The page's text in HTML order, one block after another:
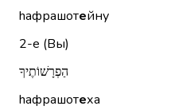
hафрашотейну
2-е (Вы)
הַפְרָשׁוֹתֶיךָ
hафрашотеха